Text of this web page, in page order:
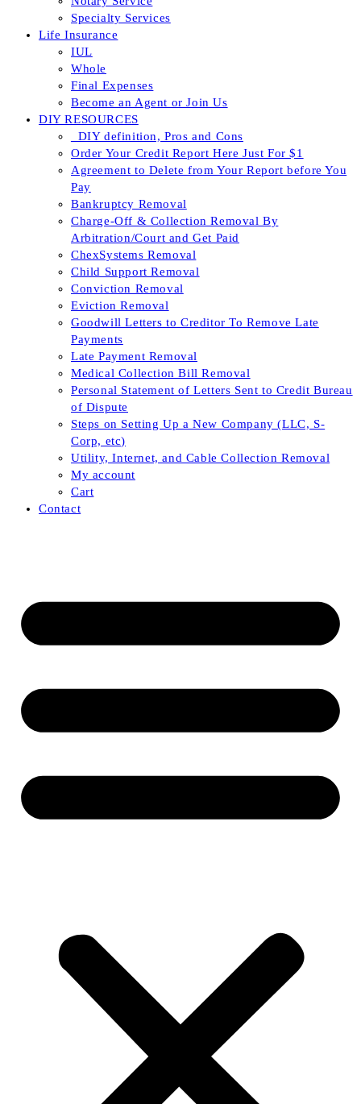
Specialty Services
Life Insurance
IUL
Whole
Final Expenses
Become an Agent or Join Us
DIY RESOURCES
_DIY definition, Pros and Cons
Order Your Credit Report Here Just For $1
Agreement to Delete from Your Report before You
Pay
Bankruptcy Removal
Charge-Off & Collection Removal By
Arbitration/Court and Get Paid
ChexSystems Removal
Child Support Removal
Conviction Removal
Eviction Removal
Goodwill Letters to Creditor To Remove Late
Payments
Late Payment Removal
Medical Collection Bill Removal
Personal Statement of Letters Sent to Credit Bureau
of Dispute
Steps on Setting Up a New Company (LLC, S-
Corp, etc)
Utility, Internet, and Cable Collection Removal
My account
Cart
Contact